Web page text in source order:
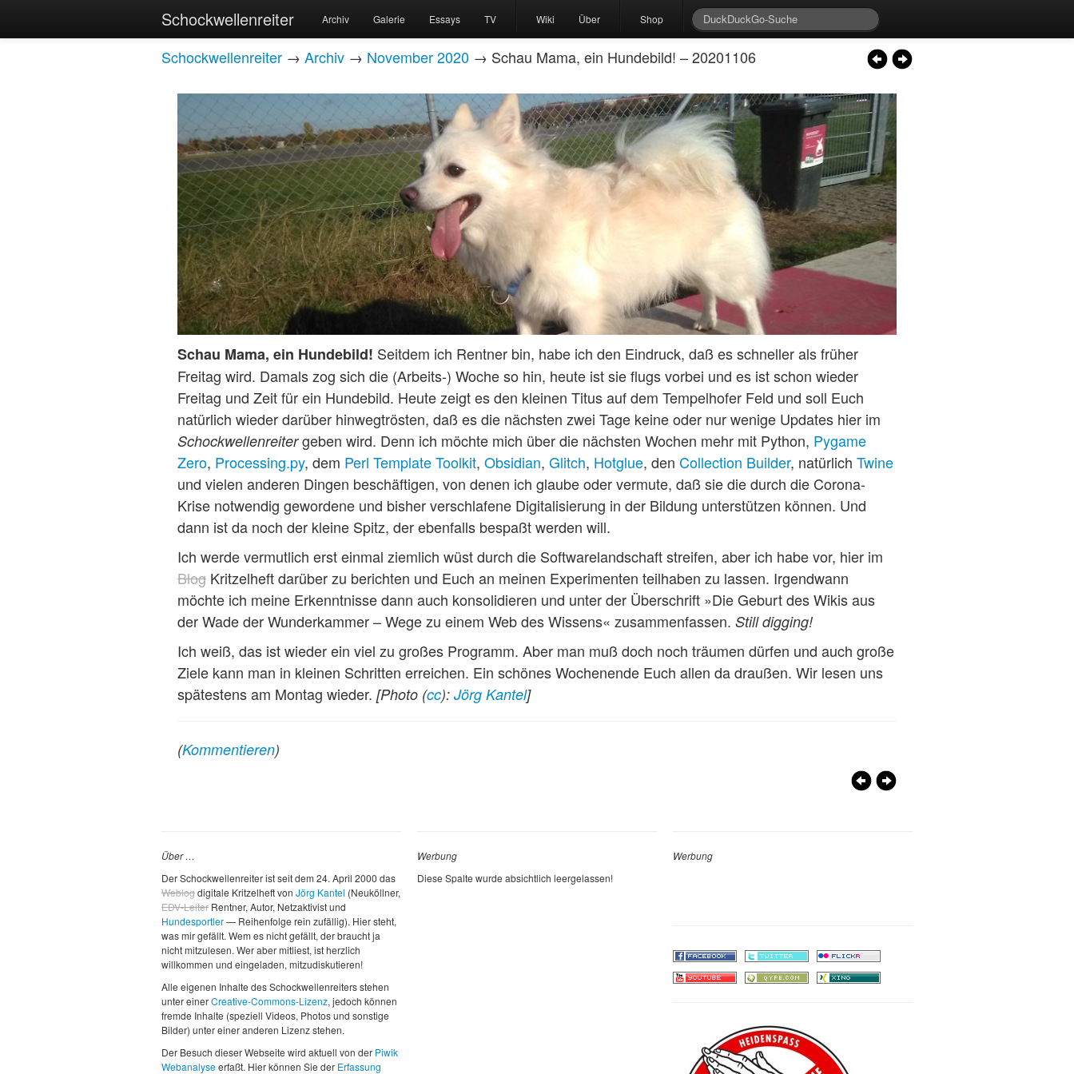
Schockwellenreiter Archiv Galerie Essays TV Wiki Über Shop
Schockwellenreiter → Archiv → November 2020 → Schau Mama, ein Hundebild! – 20201106
Schau Mama, ein Hundebild! Seitdem ich Rentner bin, habe ich den Eindruck, daß es schneller als früher
Freitag wird. Damals zog sich die (Arbeits-) Woche so hin, heute ist sie flugs vorbei und es ist schon wieder
Freitag und Zeit für ein Hundebild. Heute zeigt es den kleinen Titus auf dem Tempelhofer Feld und soll Euch
natürlich wieder darüber hinwegtrösten, daß es die nächsten zwei Tage keine oder nur wenige Updates hier im
Schockwellenreitergeben wird. Denn ich möchte mich über die nächsten Wochen mehr mit Python, Pygame
Zero, Processing.py, dem Perl Template Toolkit, Obsidian, Glitch, Hotglue, den Collection Builder, natürlich Twine
und vielen anderen Dingen beschäftigen, von denen ich glaube oder vermute, daß sie die durch die Corona-
Krise notwendig gewordene und bisher verschlafene Digitalisierung in der Bildung unterstützen können. Und
dann ist da noch der kleine Spitz, der ebenfalls bespaßt werden will.
Ich werde vermutlich erst einmal ziemlich wüst durch die Softwarelandschaft streifen, aber ich habe vor, hier im
Blog Kritzelheft darüber zu berichten und Euch an meinen Experimenten teilhaben zu lassen. Irgendwann
möchte ich meine Erkenntnisse dann auch konsolidieren und unter der Überschrift »Die Geburt des Wikis aus
der Wade der Wunderkammer – Wege zu einem Web des Wissens« zusammenfassen. Still digging!
Ich weiß, das ist wieder ein viel zu großes Programm. Aber man muß doch noch träumen dürfen und auch große
Ziele kann man in kleinen Schritten erreichen. Ein schönes Wochenende Euch allen da draußen. Wir lesen uns
spätestens am Montag wieder. [Photo (cc): Jörg Kantel]
(Kommentieren)
Über …
Der Schockwellenreiter ist seit dem 24. April 2000 das
Weblogdigitale Kritzelheft von Jörg Kantel (Neuköllner,
EDV-Leiter Rentner, Autor, Netzaktivist und
Hundesportler— Reihenfolge rein zufällig). Hier steht,
was mir gefällt. Wem es nicht gefällt, der braucht ja
nicht mitzulesen. Wer aber mitliest, ist herzlich
willkommen und eingeladen, mitzudiskutieren!
Alle eigenen Inhalte des Schockwellenreiters stehen
unter einerCreative-Commons-Lizenz, jedoch können
fremde Inhalte (speziell Videos, Photos und sonstige
Bilder) unter einer anderen Lizenz stehen.
Der Besuch dieser Webseite wird aktuell von der Piwik
Webanalyseerfaßt. Hier können Sie der Erfassung
Werbung
Diese Spalte wurde absichtlich leergelassen!
Werbung